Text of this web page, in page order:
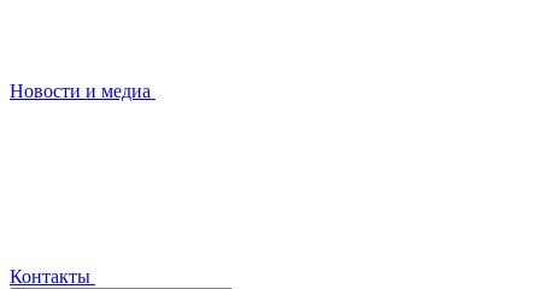
Новости и медиа
Контакты